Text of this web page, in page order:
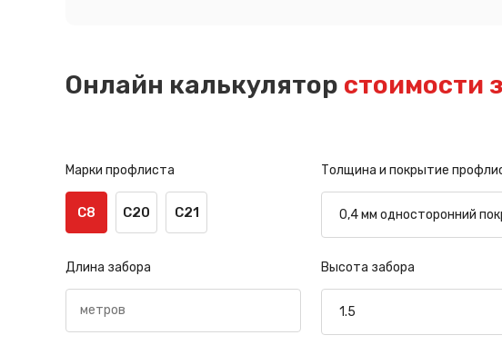
Онлайн калькулятор стоимости
Марки профлиста
С8 С20 С21
Толщина и покрытие
Длина забора Высота забора